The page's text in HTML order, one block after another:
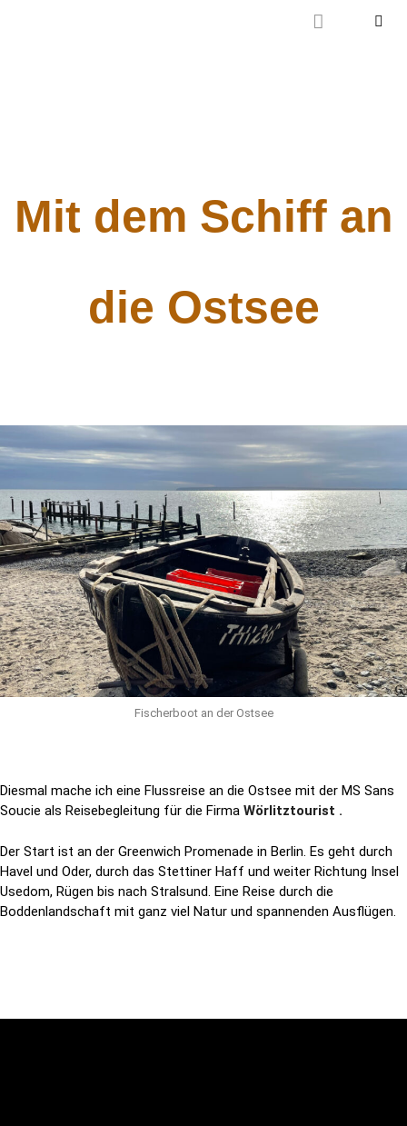
Mit dem Schiff an
die Ostsee
Fischerboot an der Ostsee
Diesmal mache ich eine Flussreise an die Ostsee mit der MS Sans
Soucie als Reisebegleitung für die Firma Wörlitztourist .
Der Start ist an der Greenwich Promenade in Berlin. Es geht durch
Havel und Oder, durch das Stettiner Haff und weiter Richtung Insel
Usedom, Rügen bis nach Stralsund. Eine Reise durch die
Boddenlandschaft mit ganz viel Natur und spannenden Ausflügen.